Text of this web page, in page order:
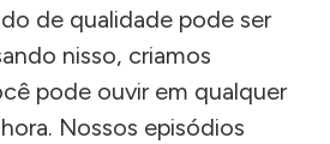
de qualidade pode ser
nisso, criamos
pode ouvir em qualquer
Nossos episódios